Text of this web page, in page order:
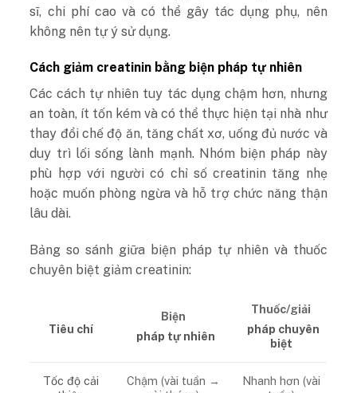
sĩ, chi phí cao và có thể gây tác dụng phụ, nên
không nên tự ý sử dụng.
Cách giảm creatinin bằng biện pháp tự nhiên
Các cách tự nhiên tuy tác dụng chậm hơn, nhưng
an toàn, ít tốn kém và có thể thực hiện tại nhà như
thay đổi chế độ ăn, tăng chất xơ, uống đủ nước và
duy trì lối sống lành mạnh. Nhóm biện pháp này
phù hợp với người có chỉ số creatinin tăng nhẹ
hoặc muốn phòng ngừa và hỗ trợ chức năng thận
lâu dài.
Bảng so sánh giữa biện pháp tự nhiên và thuốc
chuyên biệt giảm creatinin:
Tiêu chí
Biện
pháp tự nhiên
Thuốc/giải
pháp chuyên
biệt
Tốc độ cải
Chậm (vài tuần →
Nhanh hơn (vài